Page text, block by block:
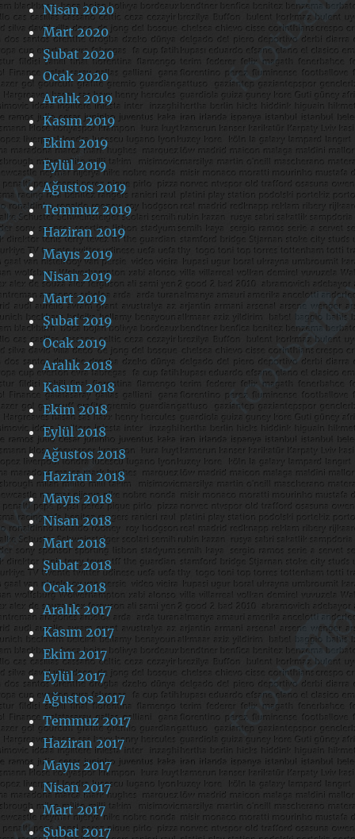
Nisan 2020
Mart 2020
Şubat 2020
Ocak 2020
Aralık 2019
Kasım 2019
Ekim 2019
Eylül 2019
Ağustos 2019
Temmuz 2019
Haziran 2019
Mayıs 2019
Nisan 2019
Mart 2019
Şubat 2019
Ocak 2019
Aralık 2018
Kasım 2018
Ekim 2018
Eylül 2018
Ağustos 2018
Haziran 2018
Mayıs 2018
Nisan 2018
Mart 2018
Şubat 2018
Ocak 2018
Aralık 2017
Kasım 2017
Ekim 2017
Eylül 2017
Ağustos 2017
Temmuz 2017
Haziran 2017
Mayıs 2017
Nisan 2017
Mart 2017
Şubat 2017